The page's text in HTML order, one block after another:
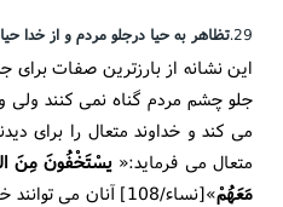
29.تظاهر به حیا درجلو مردم و از خدا
این نشانه از بارزترین صفات برای
جلو چشم مردم گناه نمی کنند ولی
می کند و خداوند متعال را برای
متعال می فرماید:« یسْتَخْفُونَ مِنَ
مَعَهُمْ
»[نساء/108] آنان می